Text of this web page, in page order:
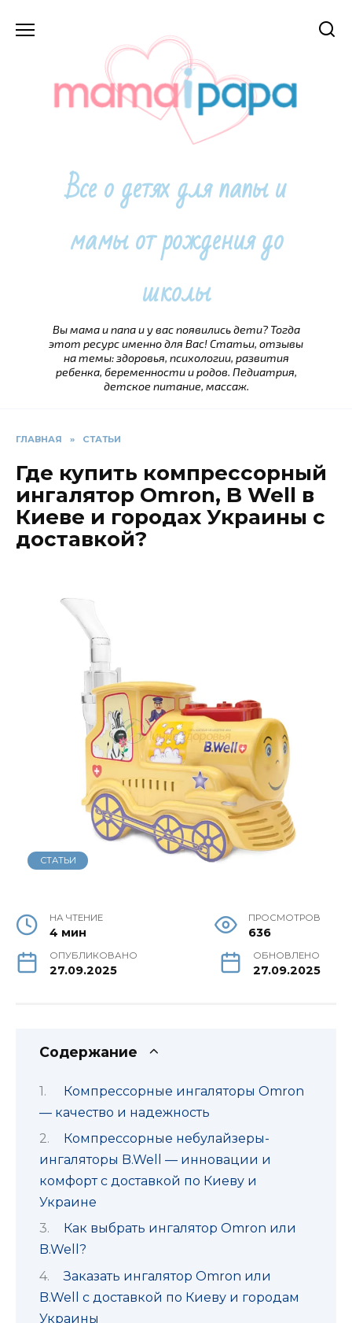
Все о детях для папы и
мамы от рождения до
школы
Вы мама и папа и у вас появились дети? Тогда
этот ресурс именно для Вас! Статьи, отзывы
на темы: здоровья, психологии, развития
ребенка, беременности и родов. Педиатрия,
детское питание, массаж.
ГЛАВНАЯ » СТАТЬИ
Где купить компрессорный
ингалятор Omron, B Well в
Киеве и городах Украины с
доставкой?
СТАТЬИ
НА ЧТЕНИЕ
4 мин
ПРОСМОТРОВ
636
ОПУБЛИКОВАНО
27.09.2025
ОБНОВЛЕНО
27.09.2025
Содержание
Компрессорные ингаляторы Omron
— качество и надежность
Компрессорные небулайзеры-
ингаляторы B.Well — инновации и
комфорт с доставкой по Киеву и
Украине
Как выбрать ингалятор Omron или
B.Well?
Заказать ингалятор Omron или
B.Well с доставкой по Киеву и городам
Украины